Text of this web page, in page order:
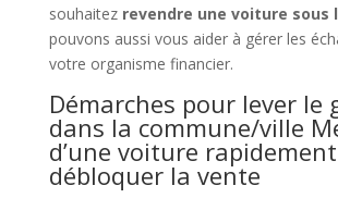
souhaitez revendre une voiture sous
pouvons aussi vous aider à gérer les
votre organisme financier.
Démarches pour lever le
dans la commune/ville
d’une voiture
débloquer la vente